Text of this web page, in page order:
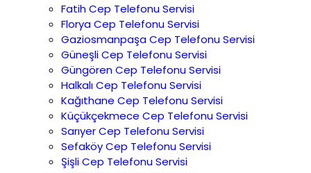
Fatih Cep Telefonu Servisi
Florya Cep Telefonu Servisi
Gaziosmanpaşa Cep Telefonu Servisi
Güneşli Cep Telefonu Servisi
Güngören Cep Telefonu Servisi
Halkalı Cep Telefonu Servisi
Kağıthane Cep Telefonu Servisi
Küçükçekmece Cep Telefonu Servisi
Sarıyer Cep Telefonu Servisi
Sefaköy Cep Telefonu Servisi
Şişli Cep Telefonu Servisi